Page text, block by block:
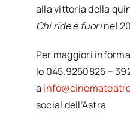
alla vittoria della
Chi ride è fuorinel
Per maggiori
lo 045.9250825 –
a
social dell’Astra